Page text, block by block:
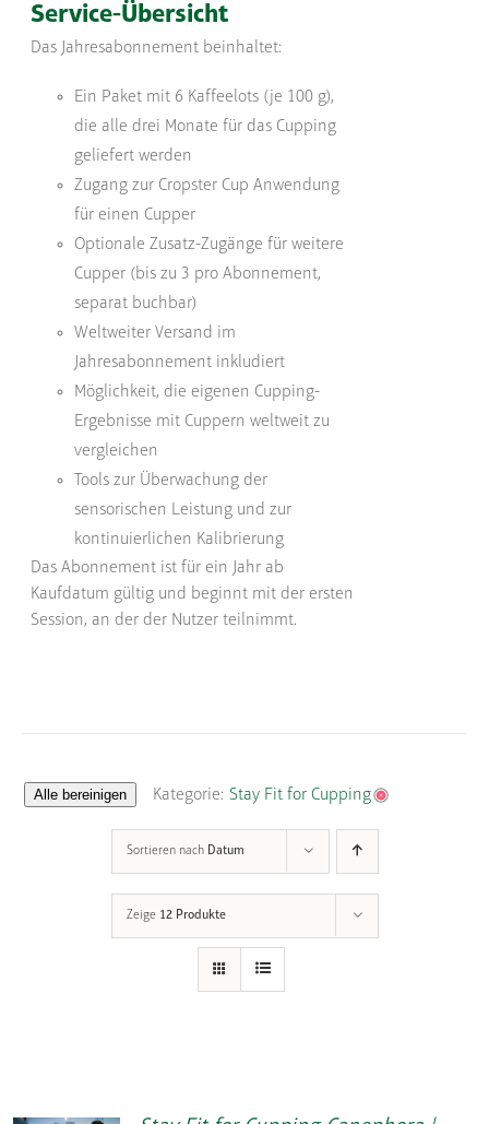
Service-Übersicht
Das Jahresabonnement beinhaltet:
Ein Paket mit 6 Kaffeelots (je 100 g),
die alle drei Monate für das Cupping
geliefert werden
Zugang zur Cropster Cup Anwendung
für einen Cupper
Optionale Zusatz-Zugänge für weitere
Cupper (bis zu 3 pro Abonnement,
separat buchbar)
Weltweiter Versand im
Jahresabonnement inkludiert
Möglichkeit, die eigenen Cupping-
Ergebnisse mit Cuppern weltweit zu
vergleichen
Tools zur Überwachung der
sensorischen Leistung und zur
kontinuierlichen Kalibrierung
Das Abonnement ist für ein Jahr ab
Kaufdatum gültig und beginnt mit der ersten
Session, an der der Nutzer teilnimmt.
Alle bereinigen Kategorie: Stay Fit for Cupping
Sortieren nach Datum
Zeige 12 Produkte